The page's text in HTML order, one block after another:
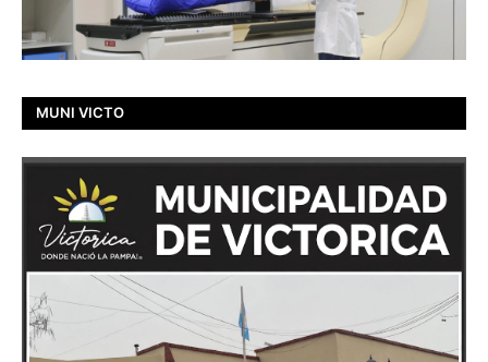
MUNI VICTO